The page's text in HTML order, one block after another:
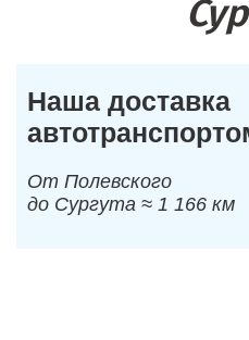
Наша доставка
От Полевского
до Сургута ≈ 1 166 км